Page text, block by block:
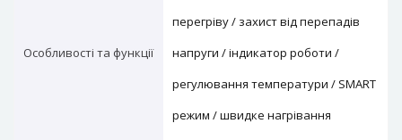
Особливості та функції
перегріву / захист від перепадів
напруги / індикатор роботи /
регулювання температури / SMART
режим / швидке нагрівання